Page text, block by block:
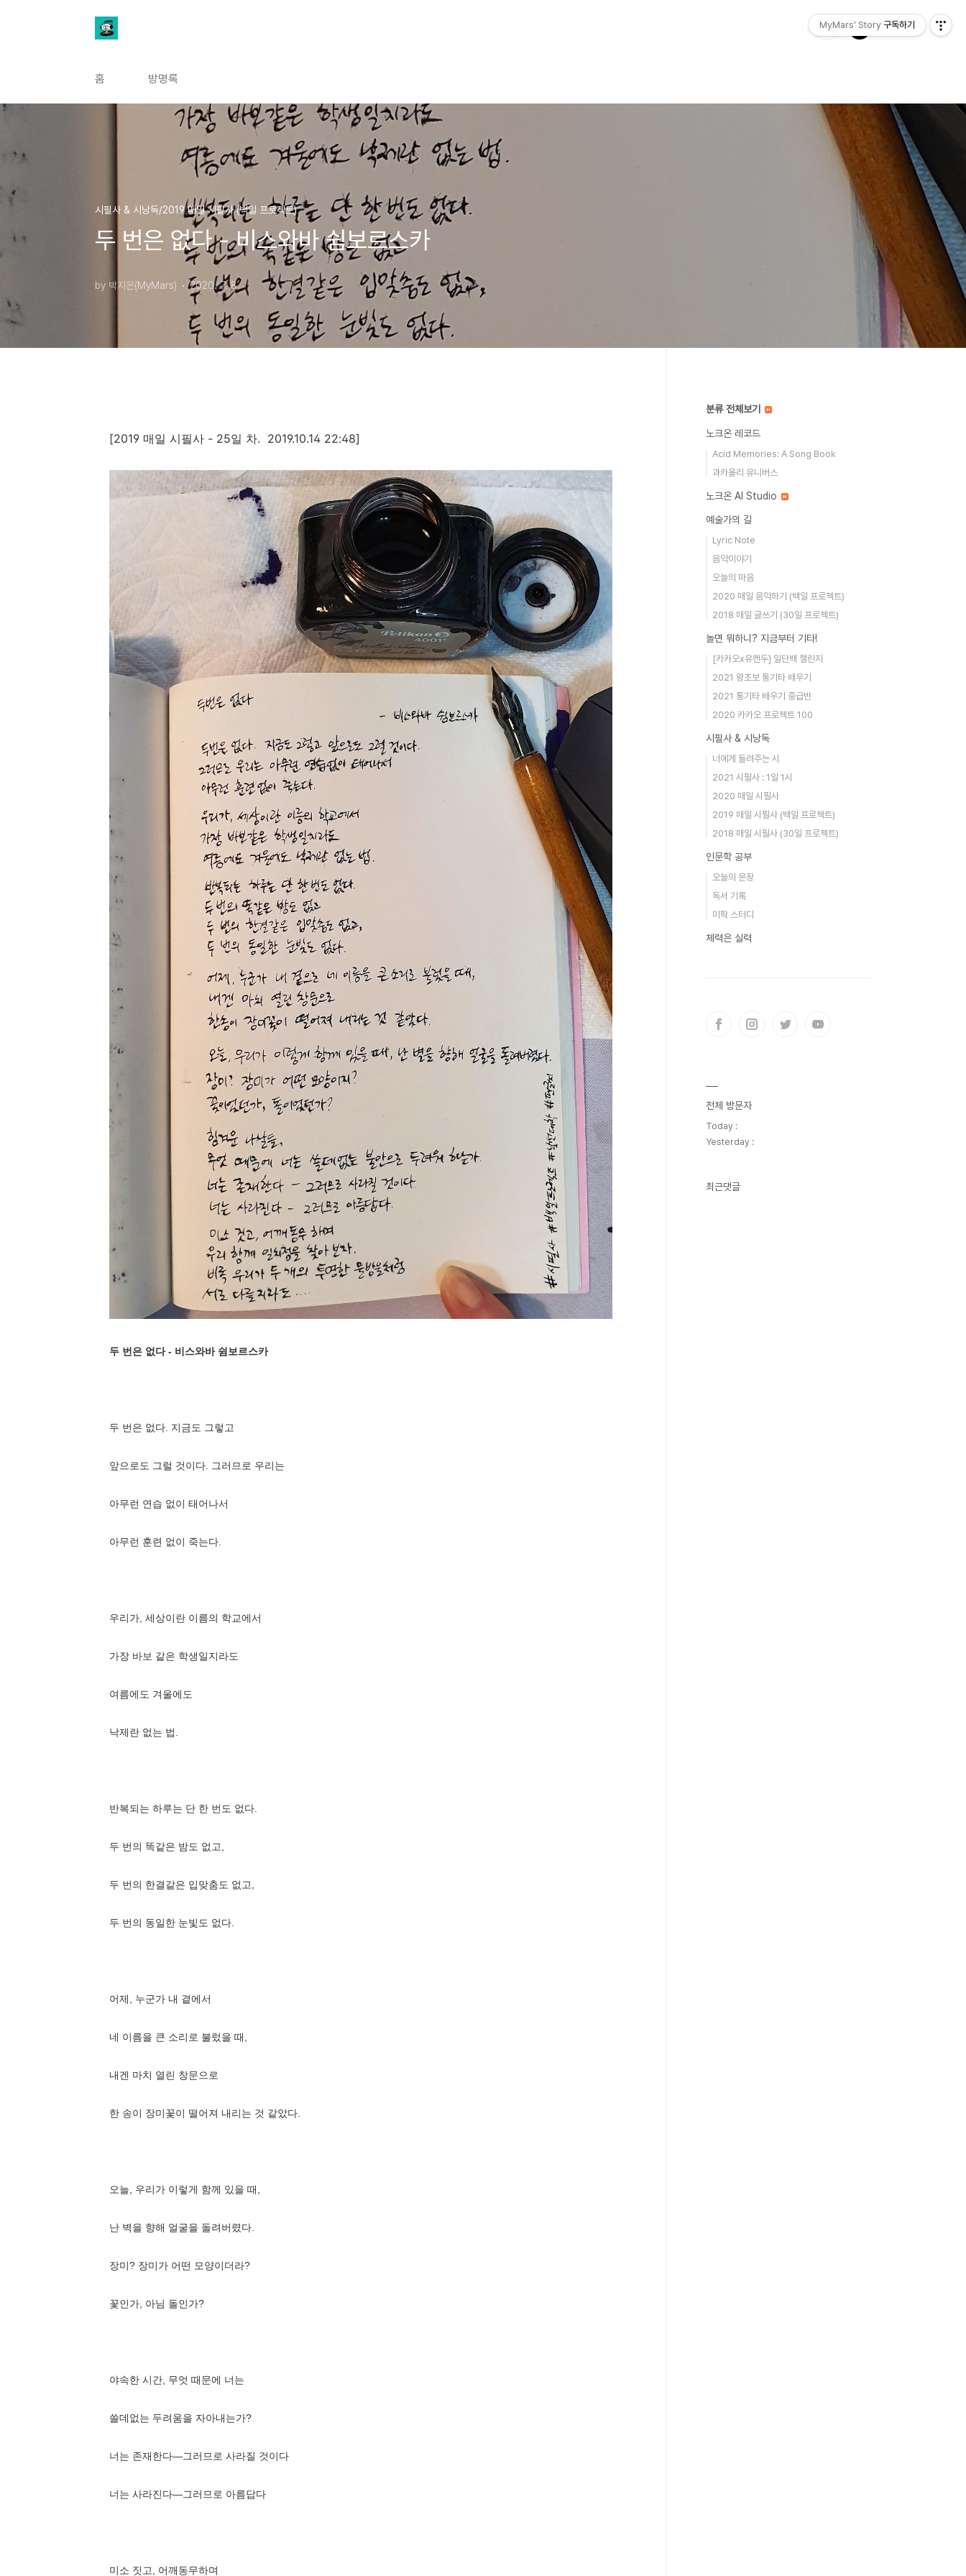
홈 방명록
시필사 & 시낭독/2019 매일 시필사 (백일 프로젝트)
두 번은 없다 - 비스와바 쉼보르스카
by 박지은(MyMars) 2020. 7. 8.
[2019 매일 시필사 - 25일 차. 2019.10.14 22:48]
두 번은 없다 - 비스와바 쉼보르스카
두 번은 없다. 지금도 그렇고
앞으로도 그럴 것이다. 그러므로 우리는
아무런 연습 없이 태어나서
아무런 훈련 없이 죽는다.
우리가, 세상이란 이름의 학교에서
가장 바보 같은 학생일지라도
여름에도 겨울에도
낙제란 없는 법.
반복되는 하루는 단 한 번도 없다.
두 번의 똑같은 밤도 없고,
두 번의 한결같은 입맞춤도 없고,
두 번의 동일한 눈빛도 없다.
어제, 누군가 내 곁에서
네 이름을 큰 소리로 불렀을 때,
내겐 마치 열린 창문으로
한 송이 장미꽃이 떨어져 내리는 것 같았다.
오늘, 우리가 이렇게 함께 있을 때,
난 벽을 향해 얼굴을 돌려버렸다.
장미? 장미가 어떤 모양이더라?
꽃인가, 아님 돌인가?
야속한 시간, 무엇 때문에 너는
쓸데없는 두려움을 자아내는가?
너는 존재한다―그러므로 사라질 것이다
너는 사라진다―그러므로 아름답다
미소 짓고, 어깨동무하며
분류 전체보기
노크온 레코드
Acid Memories: A Song Book
과카몰리 유니버스
노크온 AI Studio
예술가의 길
Lyric Note
음악이야기
오늘의 마음
2020 매일 음악하기 (백일 프로젝트)
2018 매일 글쓰기 (30일 프로젝트)
놀면 뭐하니? 지금부터 기타!
[카카오x유캔두] 일단백 챌린지
2021 왕초보 통기타 배우기
2021 통기타 배우기 중급반
2020 카카오 프로젝트 100
시필사 & 시낭독
너에게 들려주는 시
2021 시필사 : 1일 1시
2020 매일 시필사
2019 매일 시필사 (백일 프로젝트)
2018 매일 시필사 (30일 프로젝트)
인문학 공부
오늘의 문장
독서 기록
미학 스터디
체력은 실력
전체 방문자
Today :
Yesterday :
최근댓글
MyMars' Story 구독하기